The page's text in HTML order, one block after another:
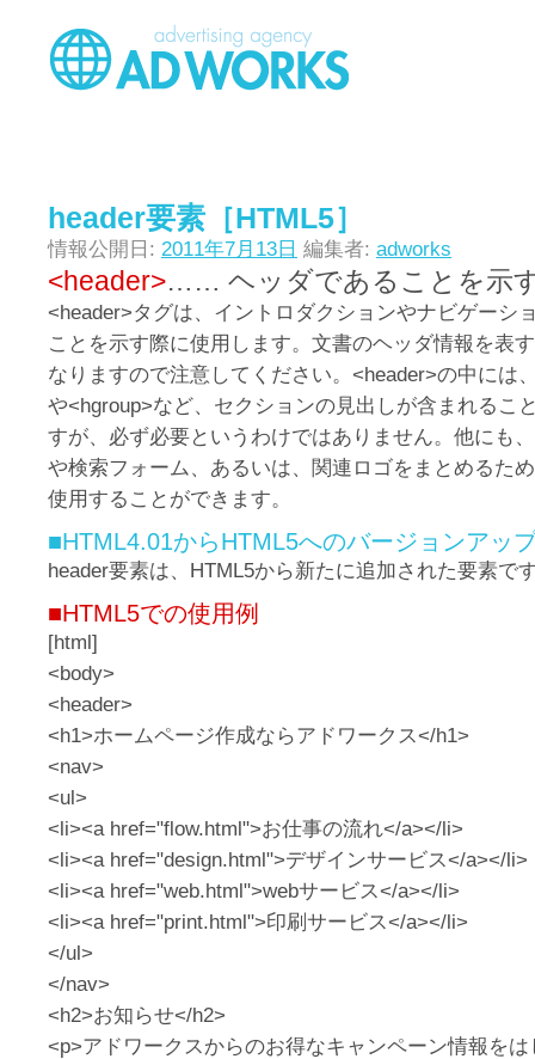
header要素［HTML5］
情報公開日: 2011年7月13日 編集者: adworks
<header>…… ヘッダであることを示
<header>タグは、イントロダクションやナビゲーシ
ことを示す際に使用します。文書のヘッダ情報を表
なりますので注意してください。<header>の中には
や<hgroup>など、セクションの見出しが含まれるこ
すが、必ず必要というわけではありません。他にも
や検索フォーム、あるいは、関連ロゴをまとめるた
使用することができます。
■HTML4.01からHTML5へのバージョンアッ
header要素は、HTML5から新たに追加された要素で
■HTML5での使用例
[html]
<body>
<header>
<h1>ホームページ作成ならアドワークス</h1>
<nav>
<ul>
<li><a href="flow.html">お仕事の流れ</a></li>
<li><a href="design.html">デザインサービス</a></li>
<li><a href="web.html">webサービス</a></li>
<li><a href="print.html">印刷サービス</a></li>
</ul>
</nav>
<h2>お知らせ</h2>
<p>アドワークスからのお得なキャンペーン情報を